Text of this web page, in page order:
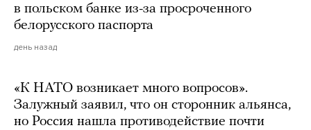
в польском банке из-за просроченного
белорусского паспорта
день назад
«К НАТО возникает много вопросов».
Залужный заявил, что он сторонник альянса,
но Россия нашла противодействие почти